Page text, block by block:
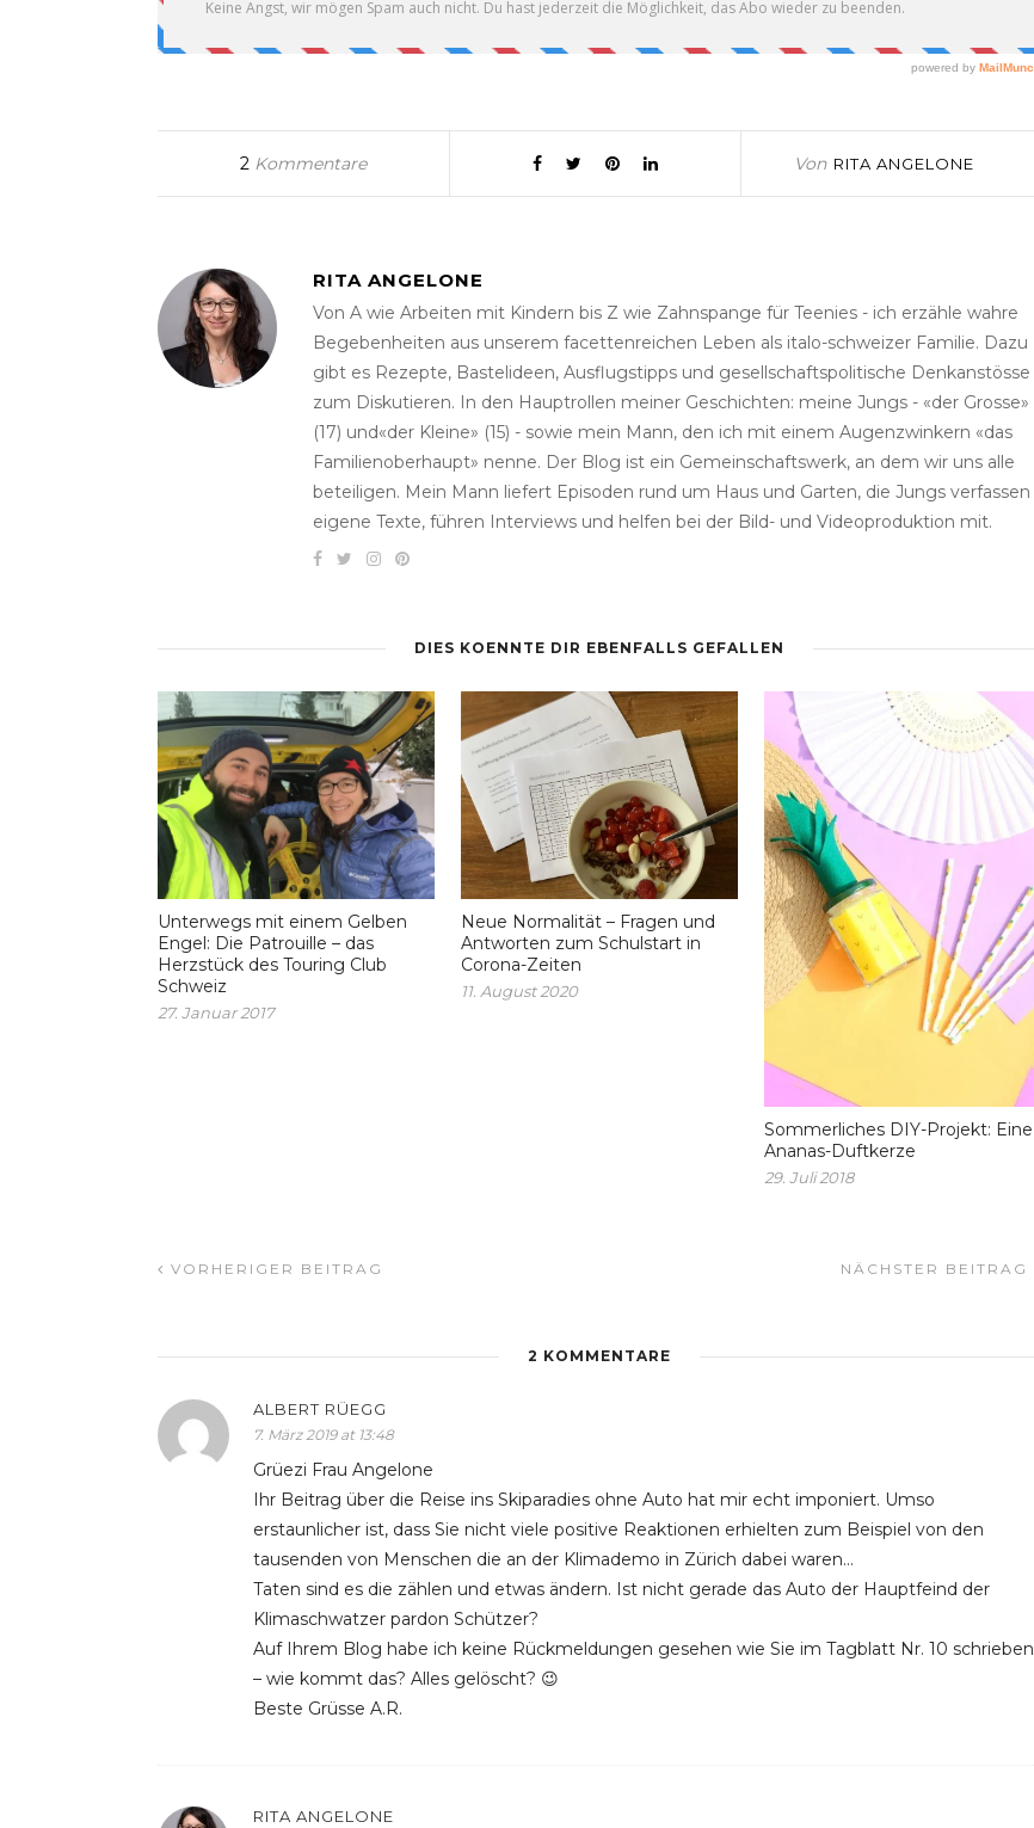
2 Kommentare Von RITA ANGELONE
RITA ANGELONE
Von A wie Arbeiten mit Kindern bis Z wie Zahnspange für Teenies - ich erzähle wahre
Begebenheiten aus unserem facettenreichen Leben als italo-schweizer Familie. Dazu
gibt es Rezepte, Bastelideen, Ausflugstipps und gesellschaftspolitische Denkanstösse
zum Diskutieren. In den Hauptrollen meiner Geschichten: meine Jungs - «der Grosse»
(17) und«der Kleine» (15) - sowie mein Mann, den ich mit einem Augenzwinkern «das
Familienoberhaupt» nenne. Der Blog ist ein Gemeinschaftswerk, an dem wir uns alle
beteiligen. Mein Mann liefert Episoden rund um Haus und Garten, die Jungs verfassen
eigene Texte, führen Interviews und helfen bei der Bild- und Videoproduktion mit.
DIES KOENNTE DIR EBENFALLS GEFALLEN
Unterwegs mit einem Gelben
Engel: Die Patrouille – das
Herzstück des Touring Club
Schweiz
27. Januar 2017
Neue Normalität – Fragen und
Antworten zum Schulstart in
Corona-Zeiten
11. August 2020
Sommerliches DIY-Projekt: Eine
Ananas-Duftkerze
29. Juli 2018
VORHERIGER BEITRAG NÄCHSTER BEITRAG
2 KOMMENTARE
ALBERT RÜEGG
7. März 2019 at 13:48
Grüezi Frau Angelone
Ihr Beitrag über die Reise ins Skiparadies ohne Auto hat mir echt imponiert. Umso
erstaunlicher ist, dass Sie nicht viele positive Reaktionen erhielten zum Beispiel von den
tausenden von Menschen die an der Klimademo in Zürich dabei waren…
Taten sind es die zählen und etwas ändern. Ist nicht gerade das Auto der Hauptfeind der
Klimaschwatzer pardon Schützer?
Auf Ihrem Blog habe ich keine Rückmeldungen gesehen wie Sie im Tagblatt Nr. 10 schrieben
– wie kommt das? Alles gelöscht? 😉
Beste Grüsse A.R.
RITA ANGELONE